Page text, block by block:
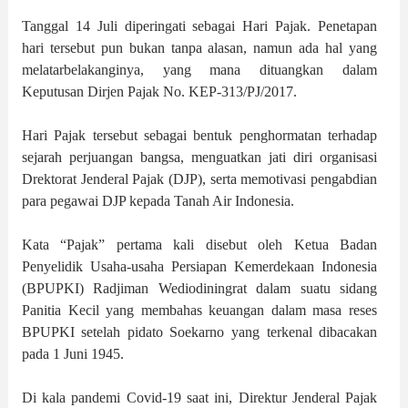
Tanggal 14 Juli diperingati sebagai Hari Pajak. Penetapan
hari tersebut pun bukan tanpa alasan, namun ada hal yang
melatarbelakanginya, yang mana dituangkan dalam
Keputusan Dirjen Pajak No. KEP-313/PJ/2017.
Hari Pajak tersebut sebagai bentuk penghormatan terhadap
sejarah perjuangan bangsa, menguatkan jati diri organisasi
Drektorat Jenderal Pajak (DJP), serta memotivasi pengabdian
para pegawai DJP kepada Tanah Air Indonesia.
Kata “Pajak” pertama kali disebut oleh Ketua Badan
Penyelidik Usaha-usaha Persiapan Kemerdekaan Indonesia
(BPUPKI) Radjiman Wediodiningrat dalam suatu sidang
Panitia Kecil yang membahas keuangan dalam masa reses
BPUPKI setelah pidato Soekarno yang terkenal dibacakan
pada 1 Juni 1945.
Di kala pandemi Covid-19 saat ini, Direktur Jenderal Pajak